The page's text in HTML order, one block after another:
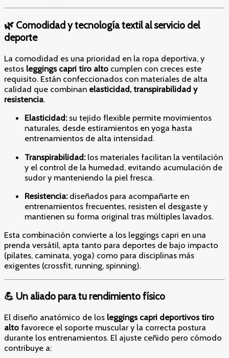
🌿 Comodidad y tecnología textil al servicio del
deporte
La comodidad es una prioridad en la ropa deportiva, y
estos leggings capri tiro alto cumplen con creces este
requisito. Están confeccionados con materiales de alta
calidad que combinan elasticidad, transpirabilidad y
resistencia.
Elasticidad:su tejido flexible permite movimientos
naturales, desde estiramientos en yoga hasta
entrenamientos de alta intensidad.
Transpirabilidad:los materiales facilitan la ventilación
y el control de la humedad, evitando acumulación de
sudor y manteniendo la piel fresca.
Resistencia:diseñados para acompañarte en
entrenamientos frecuentes, resisten el desgaste y
mantienen su forma original tras múltiples lavados.
Esta combinación convierte a los leggings capri en una
prenda versátil, apta tanto para deportes de bajo impacto
(pilates, caminata, yoga) como para disciplinas más
exigentes (crossfit, running, spinning).
💪 Un aliado para tu rendimiento físico
El diseño anatómico de los leggings capri deportivos tiro
alto favorece el soporte muscular y la correcta postura
durante los entrenamientos. El ajuste ceñido pero cómodo
contribuye a: